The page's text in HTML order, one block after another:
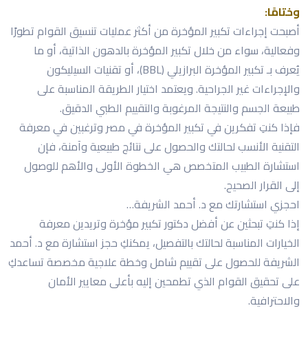
وختامًا:
أصبحت إجراءات تكبير المؤخرة من أكثر عمليات تنسيق القوام تطورًا
وفعالية، سواء من خلال تكبير المؤخرة بالدهون الذاتية، أو ما
يُعرف بـ تكبير المؤخرة البرازيلي (BBL)، أو تقنيات السيليكون
والإجراءات غير الجراحية. ويعتمد اختيار الطريقة المناسبة على
طبيعة الجسم والنتيجة المرغوبة والتقييم الطبي الدقيق.
فإذا كنتِ تفكرين في تكبير المؤخرة في مصر وترغبين في معرفة
التقنية الأنسب لحالتك والحصول على نتائج طبيعية وآمنة، فإن
استشارة الطبيب المتخصص هي الخطوة الأولى والأهم للوصول
إلى القرار الصحيح.
احجزي استشارتك مع د. أحمد الشريفة…
إذا كنتِ تبحثين عن أفضل دكتور تكبير مؤخرة وتريدين معرفة
الخيارات المناسبة لحالتك بالتفصيل، يمكنكِ حجز استشارة مع د. أحمد
الشريفة للحصول على تقييم شامل وخطة علاجية مخصصة تساعدكِ
على تحقيق القوام الذي تطمحين إليه بأعلى معايير الأمان
والاحترافية.